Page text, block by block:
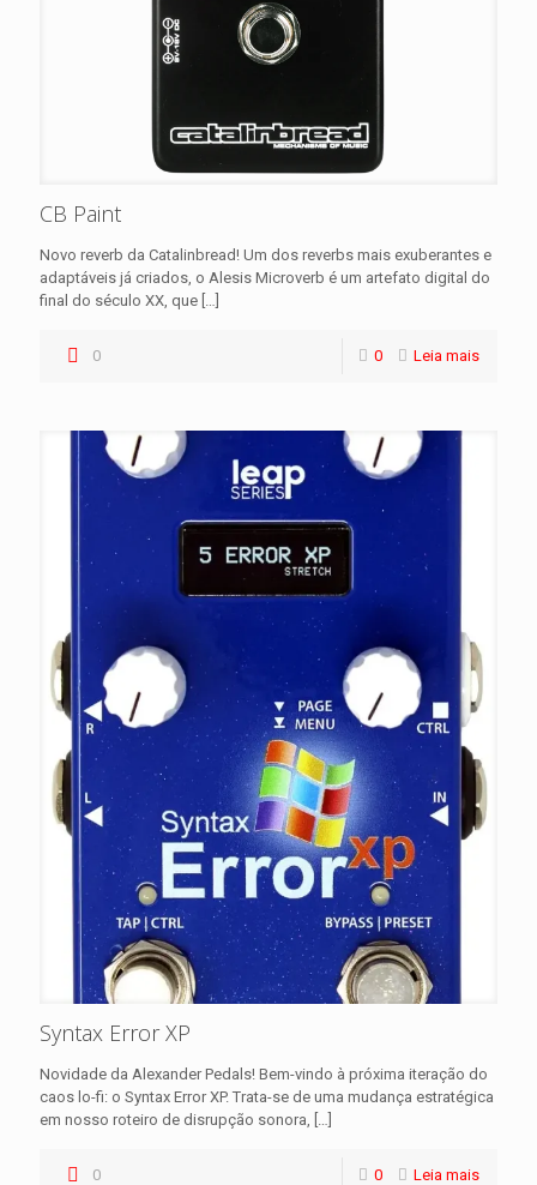
CB Paint
Novo reverb da Catalinbread! Um dos reverbs mais exuberantes e
adaptáveis ​​já criados, o Alesis Microverb é um artefato digital do
final do século XX, que […]
0 0 Leia mais
Syntax Error XP
Novidade da Alexander Pedals! Bem-vindo à próxima iteração do
caos lo-fi: o Syntax Error XP. Trata-se de uma mudança estratégica
em nosso roteiro de disrupção sonora, […]
0 0 Leia mais